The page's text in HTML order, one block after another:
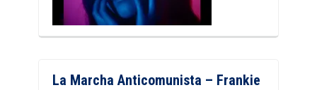
La Marcha Anticomunista – Frankie